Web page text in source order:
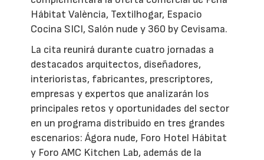
Hábitat València, Textilhogar, Espacio
Cocina SICI, Salón nude y 360 by Cevisama.
La cita reunirá durante cuatro jornadas a
destacados arquitectos, diseñadores,
interioristas, fabricantes, prescriptores,
empresas y expertos que analizarán los
principales retos y oportunidades del sector
en un programa distribuido en tres grandes
escenarios: Ágora nude, Foro Hotel Hábitat
y Foro AMC Kitchen Lab, además de la